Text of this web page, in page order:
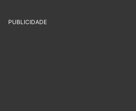
PUBLICIDADE